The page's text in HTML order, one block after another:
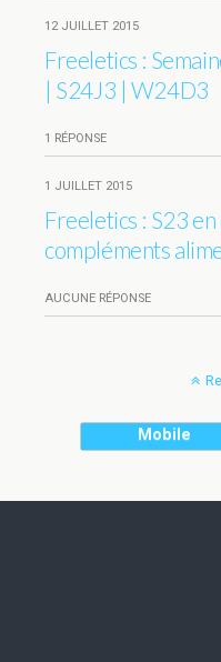
12 JUILLET 2015
Freeletics :
| S24J3 | W24D3
1 RÉPONSE
1 JUILLET 2015
Freeletics : S23
compléments
AUCUNE RÉPONSE
Mobile